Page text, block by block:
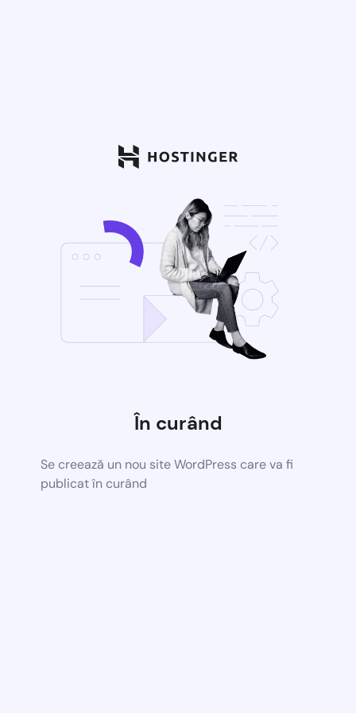
În curând
Se creează un nou site WordPress care va fi
publicat în curând